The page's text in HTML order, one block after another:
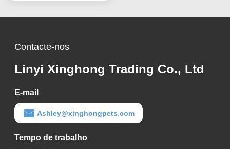
Contacte-nos
Linyi Xinghong Trading Co., Ltd
E-mail
Ashley@xinghongpets.com
Tempo de trabalho